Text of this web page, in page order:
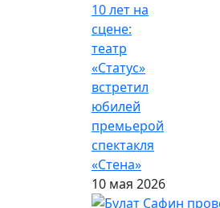
10 лет на
сцене:
театр
«Статус»
встретил
юбилей
премьерой
спектакля
«Стена»
10 мая 2026